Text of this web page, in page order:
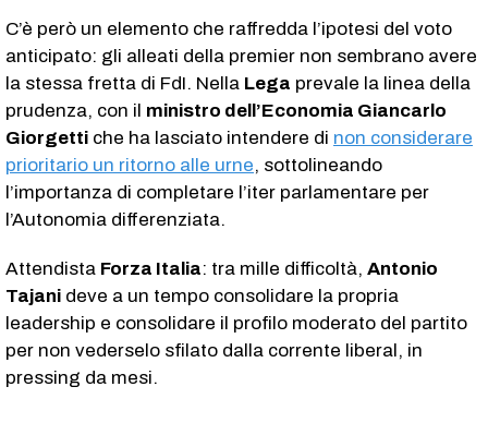
C’è però un elemento che raffredda l’ipotesi del voto
anticipato: gli alleati della premier non sembrano avere
la stessa fretta di FdI. Nella Lega prevale la linea della
prudenza, con il ministro dell’Economia Giancarlo
Giorgetti che ha lasciato intendere di non considerare
prioritario un ritorno alle urne, sottolineando
l’importanza di completare l’iter parlamentare per
l’Autonomia differenziata.
Attendista Forza Italia: tra mille difficoltà, Antonio
Tajani deve a un tempo consolidare la propria
leadership e consolidare il profilo moderato del partito
per non vederselo sfilato dalla corrente liberal, in
pressing da mesi.